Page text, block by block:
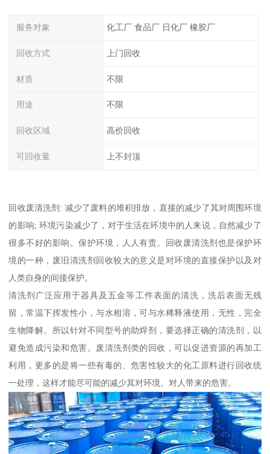
服务对象 化工厂 食品厂 日化厂 橡胶厂
回收方式 上门回收
材质 不限
用途 不限
回收区域 高价回收
可回收量 上不封顶
回收废清洗剂: 减少了废料的堆积排放，直接的减少了其对周围环境
的影响; 环境污染减少了，对于生活在环境中的人来说，自然减少了
很多不好的影响。保护环境，人人有责。回收废清洗剂也是保护环
境的一种，废旧清洗剂回收较大的意义是对环境的直接保护以及对
人类自身的间接保护。
清洗剂广泛应用于器具及五金等工件表面的清洗，洗后表面无残
留，常温下挥发性小，与水相溶，可与水稀释液使用，无性，完全
生物降解。所以针对不同型号的助焊剂，要选择正确的清洗剂，以
避免造成污染和危害。废清洗剂类的回收，可以促进资源的再加工
利用，更多的是将一些有毒的、危害性较大的化工原料进行回收统
一处理，这样才能尽可能的减少其对环境、对人带来的危害。